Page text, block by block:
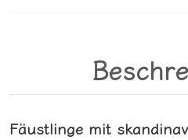
Fäustlinge mit